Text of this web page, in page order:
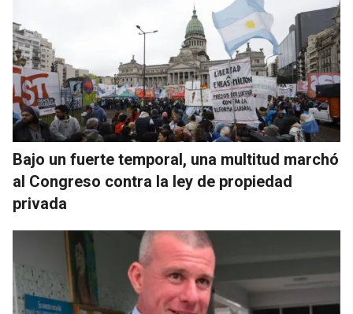
Bajo un fuerte temporal, una multitud marchó
al Congreso contra la ley de propiedad
privada